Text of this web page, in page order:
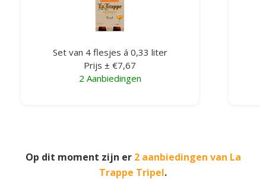
Set van 4 flesjes á 0,33 liter
Prijs ± €7,67
2 Aanbiedingen
Op dit moment zijn er 2 aanbiedingen van La
Trappe Tripel.